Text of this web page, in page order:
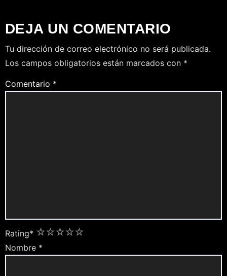
DEJA UN COMENTARIO
Tu dirección de correo electrónico no será publicada.
Los campos obligatorios están marcados con *
Comentario *
Rating* 5
4
3
2
1
Nombre *